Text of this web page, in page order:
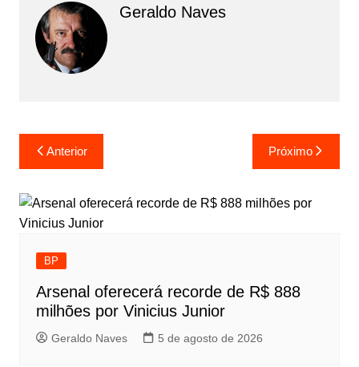
Geraldo Naves
Navegação
de
Post
Anterior Próximo
BP
Arsenal oferecerá recorde de R$ 888
milhões por Vinicius Junior
Geraldo Naves 5 de agosto de 2026